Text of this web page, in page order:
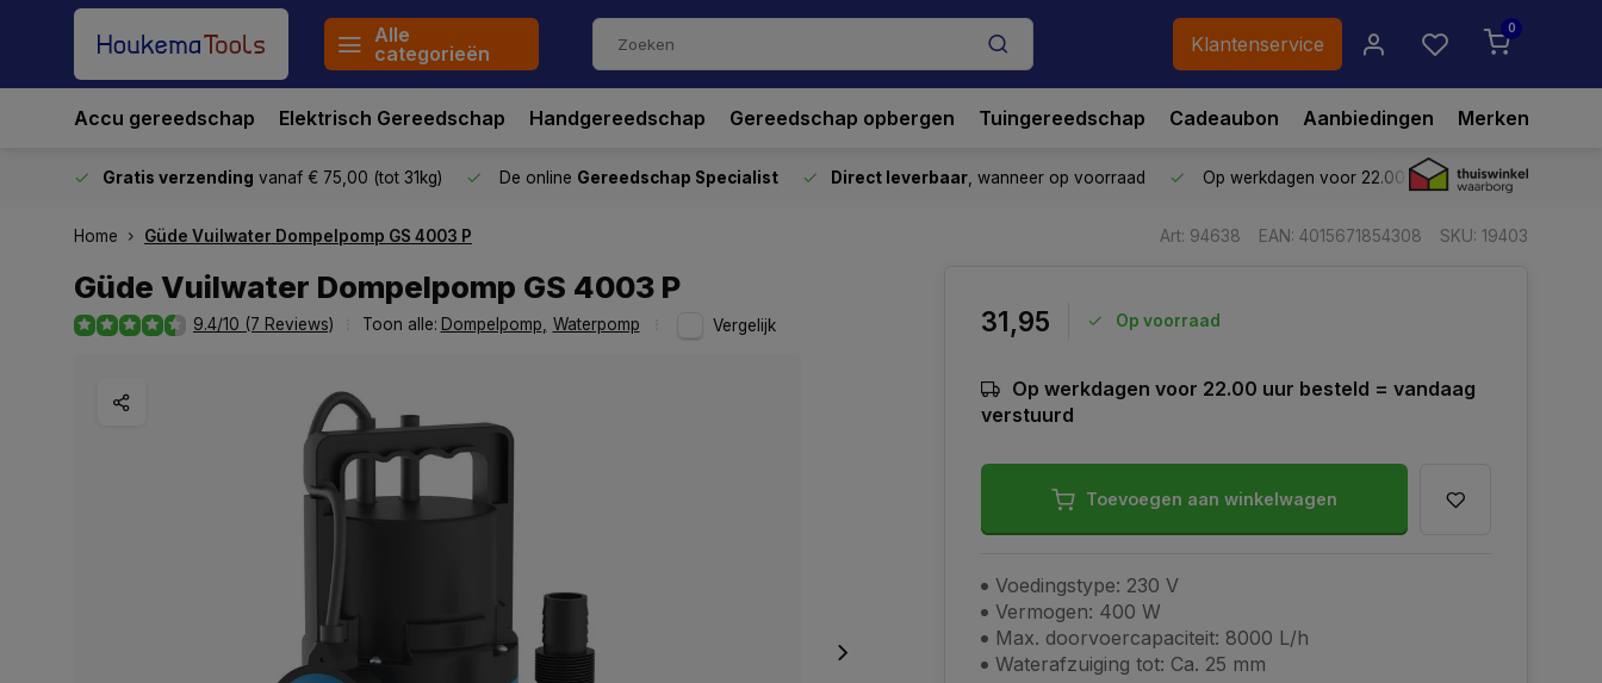
Alle
categorieën
Klantenservice
0
Accu gereedschap Elektrisch Gereedschap Handgereedschap Gereedschap opbergen Tuingereedschap Cadeaubon Aanbiedingen Merken
Gratis verzending vanaf € 75,00 (tot 31kg) De online Gereedschap Specialist Direct leverbaar , wanneer op voorraad Op werkdagen voor 22.00 uur besteld,vandaag
Home Güde Vuilwater Dompelpomp GS 4003 P Art: 94638 EAN: 4015671854308 SKU: 19403
Güde Vuilwater Dompelpomp GS 4003 P
9.4/10 (7 Reviews) Toon alle: Dompelpomp Waterpomp Vergelijk 31,95 Op voorraad
Op werkdagen voor 22.00 uur besteld = vandaag
verstuurd
Toevoegen aan winkelwagen
Voedingstype: 230 V
Vermogen: 400 W
Max. doorvoercapaciteit: 8000 L/h
Waterafzuiging tot: Ca. 25 mm